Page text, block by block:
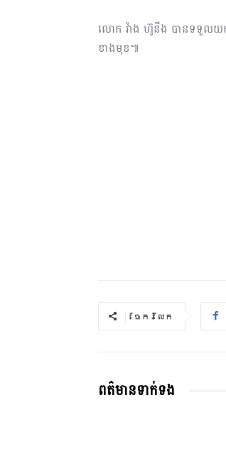
លោក វ៉ាង ហ៊ូនីង បានទទួលយ
ខាងមុខ៕
ចែករំលែក
ពត៌មានទាក់ទង